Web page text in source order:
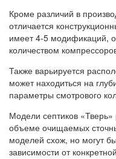
Кроме различий в
отличается
имеет 4-5 модификаций,
количеством
Также варьируется
может находиться на
параметры смотрового
Модели септиков
объеме очищаемых
моделей схож, но могут
зависимости от